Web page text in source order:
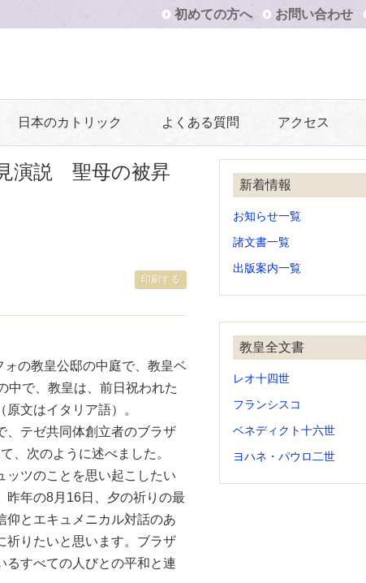
初めての方へ お問い合わせ
日本のカトリック よくある質問 アクセス
演説 聖母の被昇
印刷する
の教皇公邸の中庭で、教皇ベ
中で、教皇は、前日祝われた
文はイタリア語）。
、テゼ共同体創立者のブラザ
、次のように述べました。
ッツのことを思い起こしたい
昨年の8月16日、夕の祈りの最
仰とエキュメニカル対話のあ
祈りたいと思います。ブラザ
るすべての人びとの平和と連
新着情報
お知らせ一覧
諸文書一覧
出版案内一覧
教皇全文書
レオ十四世
フランシスコ
ベネディクト十六世
ヨハネ・パウロ二世